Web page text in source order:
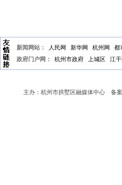
新闻网站： 人民网 新华网 杭州网 都
政府门户网：
杭州市政府 上城区 江
主办：杭州市拱墅区融媒体中心 备案